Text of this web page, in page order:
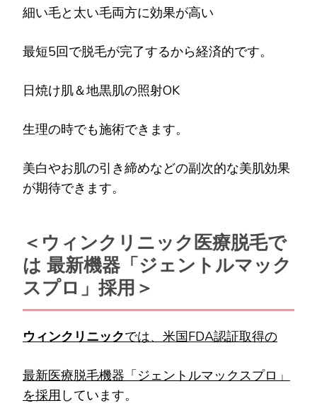
細い毛と太い毛両方に効果が高い
最短5回で脱毛が完了するから経済的です。
日焼け肌＆地黒肌の照射OK
生理の時でも施術できます。
美白やお肌の引き締めなどの副次的な美肌効果
が期待できます。
＜ウィンクリニック医療脱毛で
は 最新機器「ジェントルマック
スプロ」採用＞
ウィンクリニックでは、米国FDA認証取得の
最新医療脱毛機器「ジェントルマックスプロ」
を採用 しています。